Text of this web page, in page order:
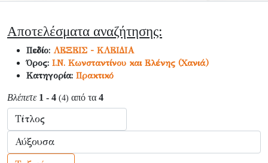
Αποτελέσματα αναζήτησης:
Πεδίο: ΛΕΞΕΙΣ - ΚΛΕΙΔΙΑ
Όρος: Ι.Ν. Κωνσταντίνου και Ελένης (Χανιά)
Κατηγορία: Πρακτικό
Βλέπετε 1 - 4 (4) από τα 4